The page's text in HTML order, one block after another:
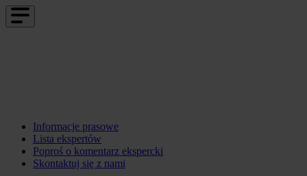
Informacje prasowe
Lista ekspertów
Poproś o komentarz ekspercki
Skontaktuj się z nami